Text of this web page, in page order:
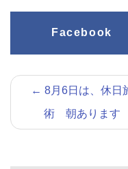
Facebook
← 8月6日は、休日
術 朝あります